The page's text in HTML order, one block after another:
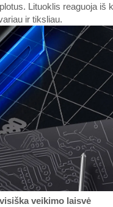
Lituoklis reaguoja
ir tiksliau.
veikimo laisvė